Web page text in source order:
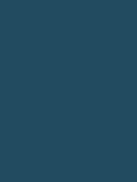
như dựng đứng, hãy điều
đến vị trí bạn cần bằng
thang cao hơn vị trí bạn sẽ
Khi thang đã đạt chiều
lại và bạn hãy điều
so với tòa nhà.
để thang vững hơn và an
đã chuẩn bị mọi thứ đầy
làm việc.